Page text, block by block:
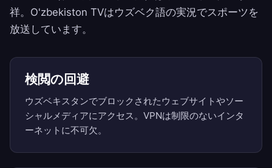
祥。O'zbekiston TVはウズベク語の実況でスポーツを
放送しています。
検閲の回避
ウズベキスタンでブロックされたウェブサイトやソー
シャルメディアにアクセス。VPNは制限のないインタ
ーネットに不可欠。